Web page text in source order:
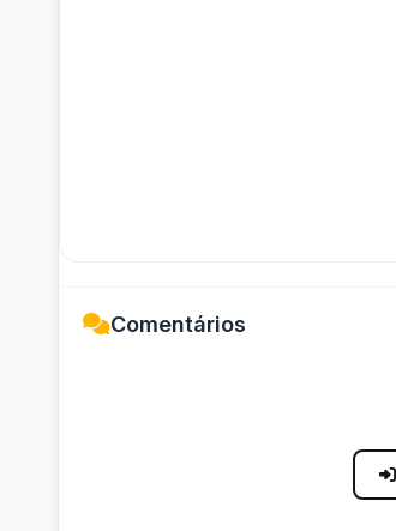
Comentários